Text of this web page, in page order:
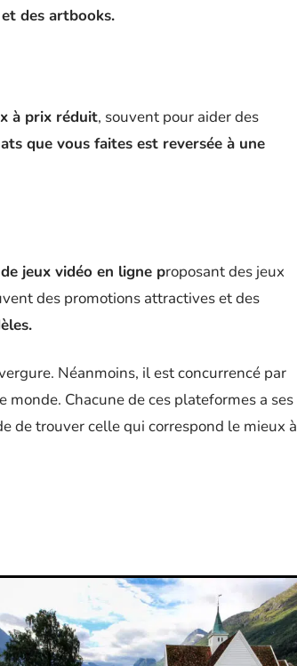
des artbooks.
à prix réduit, souvent pour aider des
que vous faites est reversée à une
jeux vidéo en ligne proposant des jeux
des promotions attractives et des
Néanmoins, il est concurrencé par
Chacune de ces plateformes a ses
de trouver celle qui correspond le mieux à